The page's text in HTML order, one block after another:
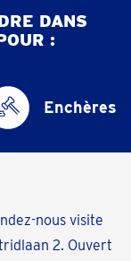
DANS
:
Enchères
nous visite
2. Ouvert